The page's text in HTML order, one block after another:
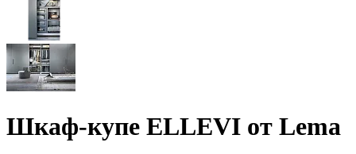
Шкаф-купе ELLEVI от Lema